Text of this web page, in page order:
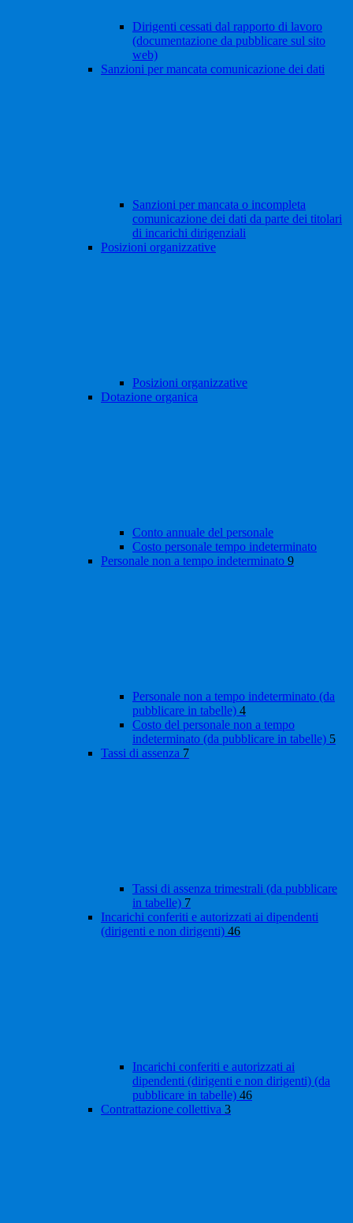
Dirigenti cessati dal rapporto di lavoro
(documentazione da pubblicare sul sito
web)
Sanzioni per mancata comunicazione dei dati
Sanzioni per mancata o incompleta
comunicazione dei dati da parte dei titolari
di incarichi dirigenziali
Posizioni organizzative
Posizioni organizzative
Dotazione organica
Conto annuale del personale
Costo personale tempo indeterminato
Personale non a tempo indeterminato 9
Personale non a tempo indeterminato (da
pubblicare in tabelle) 4
Costo del personale non a tempo
indeterminato (da pubblicare in tabelle) 5
Tassi di assenza 7
Tassi di assenza trimestrali (da pubblicare
in tabelle) 7
Incarichi conferiti e autorizzati ai dipendenti
(dirigenti e non dirigenti) 46
Incarichi conferiti e autorizzati ai
dipendenti (dirigenti e non dirigenti) (da
pubblicare in tabelle) 46
Contrattazione collettiva 3